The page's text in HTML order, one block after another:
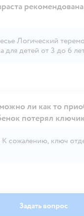
Открыть
Логический
для детей от 3 до 6
Открыть
ли как то
потерял
К сожалению, ключ
Задать вопрос